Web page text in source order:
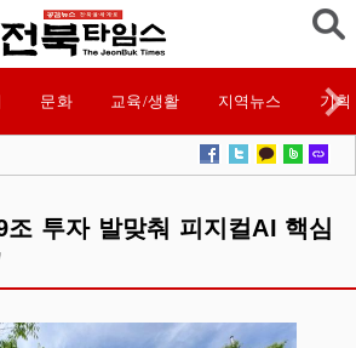
문화 교육/생활 지역뉴스 기획
조 투자 발맞춰 피지컬AI 핵심